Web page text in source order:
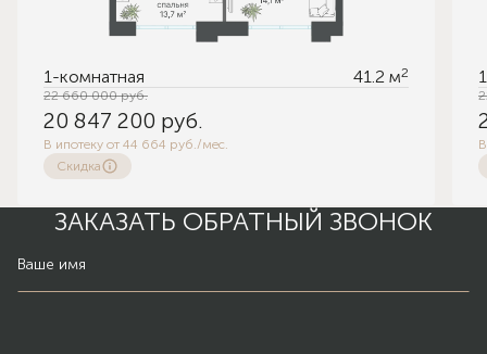
1-комнатная 41.2 м2
22 660 000руб.
20 847 200 руб.
В ипотеку от 44 664 руб./мес.
Скидка
ЗАКАЗАТЬ ОБРАТНЫЙ ЗВОНОК
Ваше имя